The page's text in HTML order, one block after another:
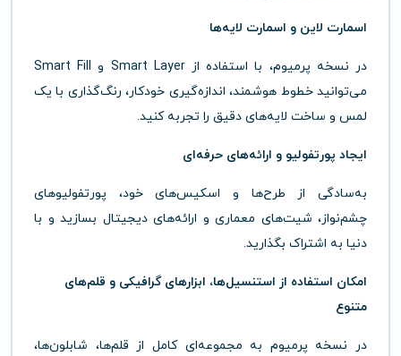
اسمارت لاین و اسمارت لایه‌ها
در نسخه پرمیوم، با استفاده از Smart Layer و Smart Fill
می‌توانید خطوط هوشمند، اندازه‌گیری خودکار، رنگ‌گذاری با یک
لمس و ساخت لایه‌های دقیق را تجربه کنید.
ایجاد پورتفولیو و ارائه‌های حرفه‌ای
به‌سادگی از طرح‌ها و اسکیس‌های خود، پورتفولیوهای
چشم‌نواز، شیت‌های معماری و ارائه‌های دیجیتال بسازید و با
دنیا به اشتراک بگذارید.
امکان استفاده از استنسیل‌ها، ابزارهای گرافیکی و قلم‌های
متنوع
در نسخه پرمیوم به مجموعه‌ای کامل از قلم‌ها، شابلون‌ها،